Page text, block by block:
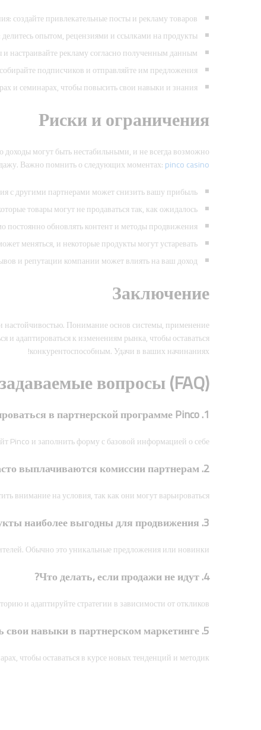
создайте привлекательные посты и рекламу товаров.
опытом, рецензиями и ссылками на продукты.
настраивайте рекламу согласно полученным данным.
подписчиков и отправляйте им предложения.
и семинарах, чтобы повысить свои навыки и знания.
Риски и ограничения
могут быть нестабильными, и не всегда возможно
Важно помнить о следующих моментах:pinco casino
с другими партнерами может снизить вашу прибыль.
товары могут не продаваться так, как ожидалось.
постоянно обновлять контент и методы продвижения.
меняться, и некоторые продукты могут устаревать.
и репутации компании может влиять на ваш доход.
Заключение
настойчивостью. Понимание основ системы, применение
адаптироваться к изменениям рынка, чтобы оставаться
конкурентоспособным. Удачи в ваших начинаниях!
вопросы (FAQ)
1. Как зарегистрироваться в партнерской программе Pinco?
Pinco и заполнить форму с базовой информацией о себе.
2. Как часто выплачиваются комиссии партнерам?
внимание на условия, так как они могут варьироваться.
3. Какие продукты наиболее выгодны для продвижения?
Обычно это уникальные предложения или новинки.
4. Что делать, если продажи не идут?
и адаптируйте стратегии в зависимости от откликов.
5. Как улучшить свои навыки в партнерском маркетинге?
чтобы оставаться в курсе новых тенденций и методик.